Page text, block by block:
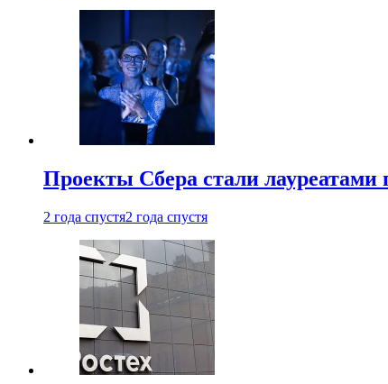
Проекты Сбера стали
2 года спустя2 года спустя